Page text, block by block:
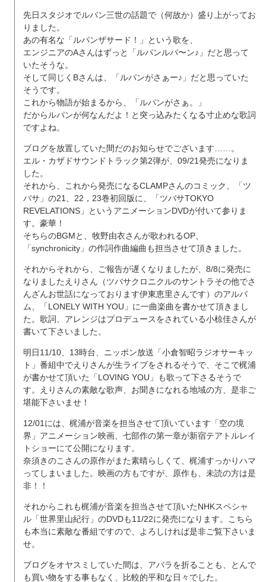
先日スタジオでルパン三世の話題で（何故か）盛り上がってお
りました。
あの有名な「ルパンザサード！」という歌を、
エンジニアのAさんはずっと「ルパンルパ〜ン♪」だと思って
いたそうな。
そして同じくBさんは、「ルパンがさぁー♪」だと思っていた
そうです。
これから物語が始まるから、「ルパンがさぁ。」
だからルパンが何なんだよ！と突っ込みたくなる寸止めな歌詞
ですよね。
ブログを放置していた間だのお知らせでございます……。
エル・カザドサウンドトラック第2弾が、09/21発売になりま
した。
それから、これから発売になるCLAMPさんのコミック、「ツ
バサ」の21、22，23巻初回版に、「ツバサTOKYO
REVELATIONS」というアニメーションDVDが付いて参りま
す。豪華！
そちらのBGMと、牧野由衣さんが歌われるOP、
「synchronicity」の作詞作曲編曲も担当させて頂きました。
それからそれから、ご報告が遅くなりましたが、8/8に発売に
なりましたえりさん（ツバサクロニクルのサントラその他でさ
んざんお世話になっております伊東恵里さんです）のアルバ
ム、「LONELY WITH YOU」に一曲楽曲を書かせて頂きまし
た。歌詞、アレンジはプロデュースをされている小椋佳さんが
書いて下さいました。
明日11/10、13時台、ニッポン放送「小倉智昭ラジオサーキッ
ト」番組中でえりさんが生ライブをされるそうで、そこで梶浦
が書かせて頂いた「LOVING YOU」も歌って下さるそうで
す。えりさんの素敵な歌声、お聞きになれる地域の方、是非ご
堪能下さいませ！
12/01には、梶浦が音楽を担当させて頂いています「空の境
界」アニメーション映画、七部作の第一章が新宿テアトルレイ
トショーにて公開になります。
奈須きのこさんの原作がまた素晴らしくて、梶浦すっかりハマ
ってしまいました。映画の方もですが、原作も、未読の方は是
非！！
それからこれも梶浦が音楽を担当させて頂いたNHKスペシャ
ル「世界里山紀行」のDVDも11/22に発売になります。こちら
も本当に素敵な番組ですので、よろしければ是非ご覧下さいま
せ。
ブログをオヤスミしていた間は、アバラを折ることも、とんで
も買い物をする事もなく、比較的平和な日々でした。